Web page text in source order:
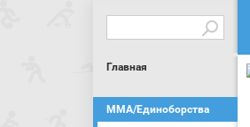
Главная
MMA/Единоборства